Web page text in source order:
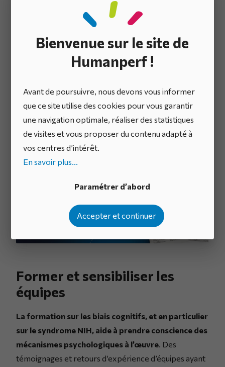
Bienvenue sur le site de
Humanperf !
Avant de poursuivre, nous devons vous informer
que ce site utilise des cookies pour vous garantir
une navigation optimale, réaliser des statistiques
de visites et vous proposer du contenu adapté à
vos centres d’intérêt.
En savoir plus...
Paramétrer d’abord
Accepter et continuer
Mettre en place des processus
d’intégration
technologique et de benchmarking permet
d’identifier les meilleures pratiques et innovations
disponibles sur le marché . Il est également crucial de
mettre en place des procédures d’évaluation et
d’adoption des solutions externes, en impliquant les
équipes concernées dès le début du processus.
Former et sensibiliser les
équipes
La formation sur les biais cognitifs, et en particulier
sur le syndrome NIH, aide à prendre conscience des
mécanismes psychologiques à l’œuvre. Des
témoignages et retours d’expérience d’équipes ayant